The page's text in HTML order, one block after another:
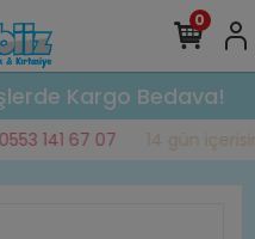
Kargo Bedava!
141 67 07 14 gün
0